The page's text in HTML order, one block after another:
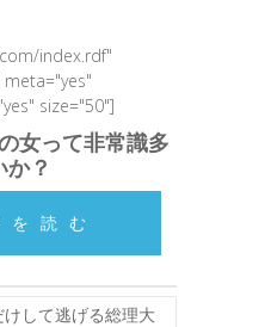
index.rdf"
size="50"]
女って非常識多
か？
を読む
して逃げる総理大